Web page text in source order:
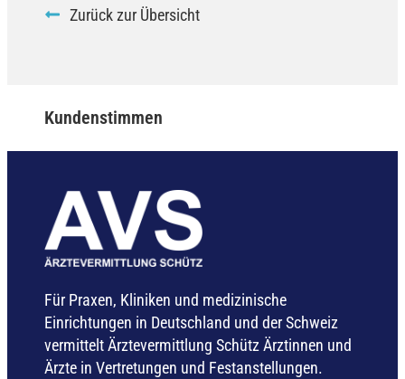
Zurück zur Übersicht
Kundenstimmen
Für Praxen, Kliniken und medizinische
Einrichtungen in Deutschland und der Schweiz
vermittelt Ärztevermittlung Schütz Ärztinnen und
Ärzte in Vertretungen und Festanstellungen.